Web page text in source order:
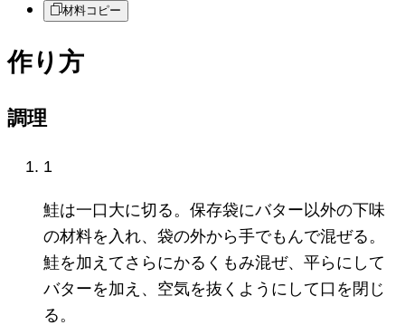
材料コピー
作り方
調理
1
鮭は一口大に切る。保存袋にバター以外の下味
の材料を入れ、袋の外から手でもんで混ぜる。
鮭を加えてさらにかるくもみ混ぜ、平らにして
バターを加え、空気を抜くようにして口を閉じ
る。